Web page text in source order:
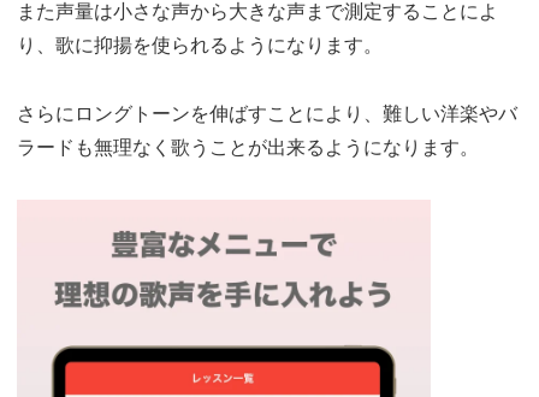
また声量は小さな声から大きな声まで測定することによ
り、歌に抑揚を使られるようになります。
さらにロングトーンを伸ばすことにより、難しい洋楽やバ
ラードも無理なく歌うことが出来るようになります。